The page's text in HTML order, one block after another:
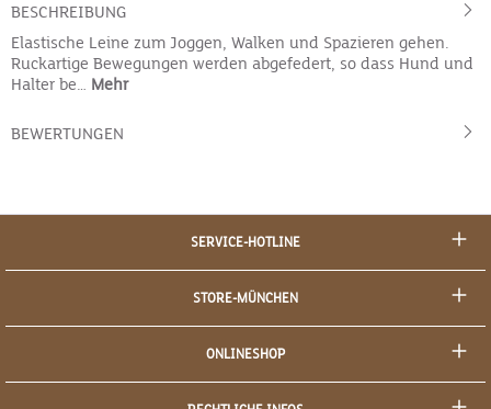
BESCHREIBUNG
Elastische Leine zum Joggen, Walken und Spazieren gehen.
Ruckartige Bewegungen werden abgefedert, so dass Hund und
Halter be… Mehr
BEWERTUNGEN
SERVICE-HOTLINE
STORE-MÜNCHEN
ONLINESHOP